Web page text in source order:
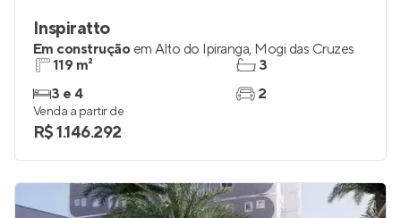
Inspiratto
Em construção em Alto do Ipiranga, Mogi das Cruzes
119 m²
3 e 4
3
2
Venda a partir de
R$ 1.146.292